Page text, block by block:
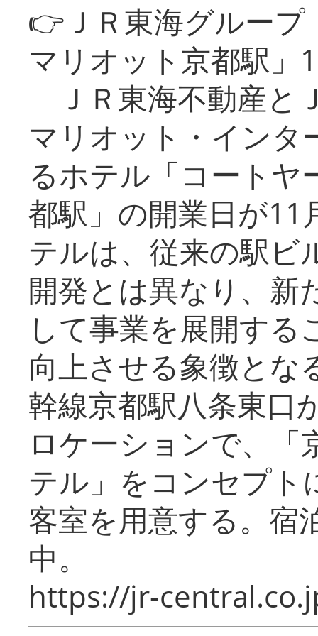
👉ＪＲ東海グルー
マリオット京都駅」
ＪＲ東海不動産と
マリオット・インタ
るホテル「コートヤ
都駅」の開業日が11
テルは、従来の駅ビ
開発とは異なり、新
して事業を展開する
向上させる象徴とな
幹線京都駅八条東口
ロケーションで、「
テル」をコンセプト
客室を用意する。宿
中。
https://jr-